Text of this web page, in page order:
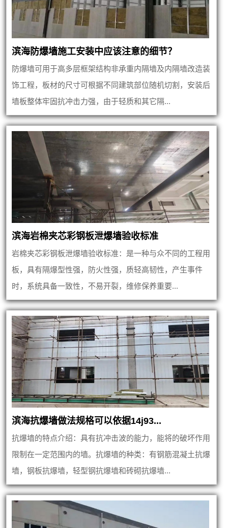
滨海防爆墙施工安装中应该注意的细节？
防爆墙可用于高多层框架结构非承重内隔墙及内隔墙改造装
饰工程，板材的尺寸可根据不同建筑部位随机切割，安装后
墙板整体牢固抗冲击力强，由于轻质和其它隔...
滨海岩棉夹芯彩钢板泄爆墙验收标准
岩棉夹芯彩钢板泄爆墙验收标准：是一种与众不同的工程用
板，具有隔爆型性强，防火性强，质轻高韧性，产生事件
时，系统具备一致性，不易开裂，维修保养重要...
滨海抗爆墙做法规格可以依据14j93...
抗爆墙的特点介绍：具有抗冲击波的能力，能将的破坏作用
限制在一定范围内的墙。抗爆墙的种类：有钢筋混凝土抗爆
墙，钢板抗爆墙，轻型钢抗爆墙和砖砌抗爆墙...